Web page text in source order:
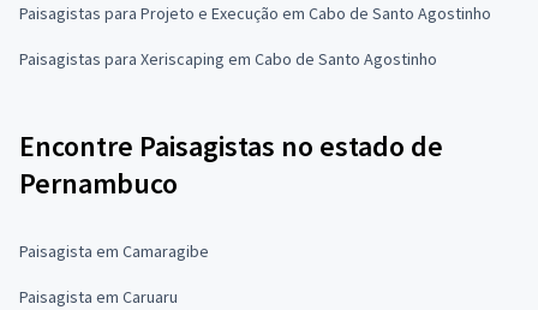
Paisagistas para Projeto e Execução em Cabo de Santo Agostinho
Paisagistas para Xeriscaping em Cabo de Santo Agostinho
Encontre Paisagistas no estado de
Pernambuco
Paisagista em Camaragibe
Paisagista em Caruaru